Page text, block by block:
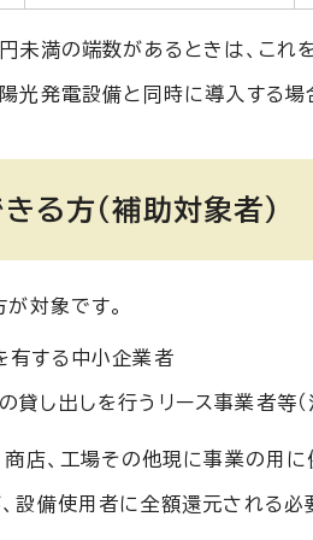
未満の端数があるときは、これ
陽光発電設備と同時に導入する場
る方（補助対象者）
対象です。
有する中小企業者
貸し出しを行うリース事業者等（
店、工場その他現に事業の用
備使用者に全額還元される必